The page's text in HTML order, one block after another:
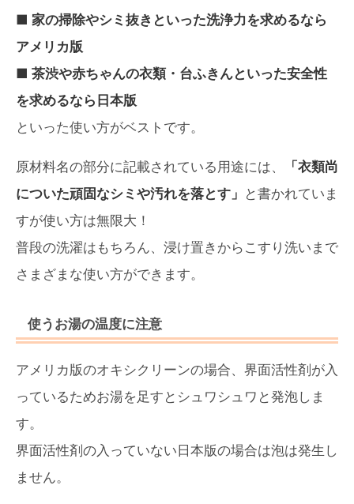
■ 家の掃除やシミ抜きといった洗浄力を求めるなら
アメリカ版
■ 茶渋や赤ちゃんの衣類・台ふきんといった安全性
を求めるなら日本版
といった使い方がベストです。
原材料名の部分に記載されている用途には、
「衣類尚
についた頑固なシミや汚れを落とす」 と書かれていま
すが使い方は無限大！
普段の洗濯はもちろん、浸け置きからこすり洗いまで
さまざまな使い方ができます。
使うお湯の温度に注意
アメリカ版のオキシクリーンの場合、界面活性剤が入
っているためお湯を足すとシュワシュワと発泡しま
す。
界面活性剤の入っていない日本版の場合は泡は発生し
ません。